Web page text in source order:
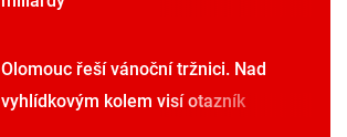
Olomouc řeší vánoční tržnici. Nad
vyhlídkovým kolem visí otazník